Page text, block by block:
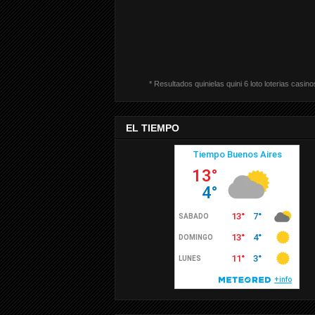
* Resultados quinielas quini 6 loto loterias
EL TIEMPO